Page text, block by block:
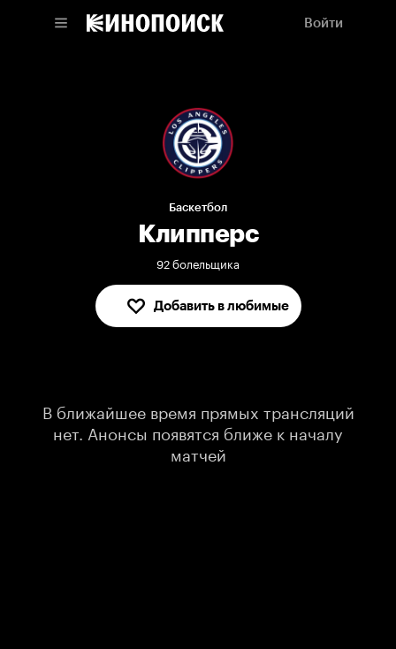
Войти
Баскетбол
Клипперс
92 болельщика
Добавить в любимые
В любимых
В ближайшее время прямых трансляций
нет. Анонсы появятся ближе к началу
матчей